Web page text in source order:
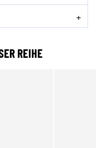
REIHE